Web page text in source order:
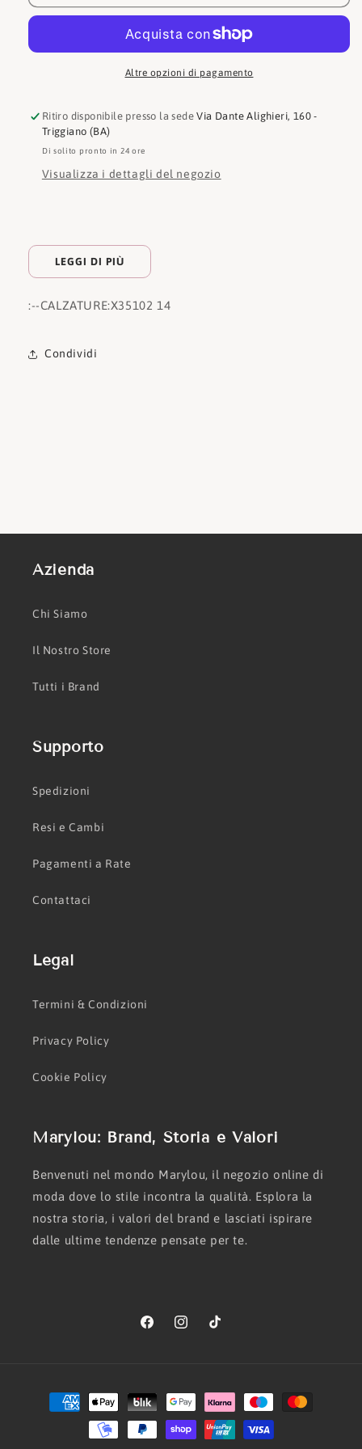
Logo
Logo
Altre opzioni di pagamento
Ritiro disponibile presso la sedeVia Dante Alighieri, 160 -
Triggiano (BA)
Di solito pronto in 24 ore
Visualizza i dettagli del negozio
LEGGI DI PIÙ
:--CALZATURE:X35102 14
Condividi
Azienda
Chi Siamo
Il Nostro Store
Tutti i Brand
Supporto
Spedizioni
Resi e Cambi
Pagamenti a Rate
Contattaci
Legal
Termini & Condizioni
Privacy Policy
Cookie Policy
Marylou: Brand, Storia e Valori
Benvenuti nel mondo Marylou, il negozio online di
moda dove lo stile incontra la qualità. Esplora la
nostra storia, i valori del brand e lasciati ispirare
dalle ultime tendenze pensate per te.
FacebookInstagramTikTok
Metodi
di
pagamento